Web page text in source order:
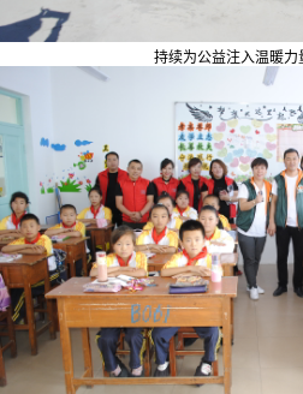
持续为公益注入温暖力